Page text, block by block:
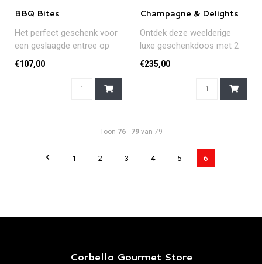
BBQ Bites
Het perfect geschenk voor
een geslaagde entree op
een BBQ!
€107,00
Champagne & Delights
Ontdek deze weelderige
luxe geschenkdoos met 2
flessen champagne,
pralines, smaa..
€235,00
Toon 76- 79van 79
1 2 3 4 5 6
Corbello Gourmet Store